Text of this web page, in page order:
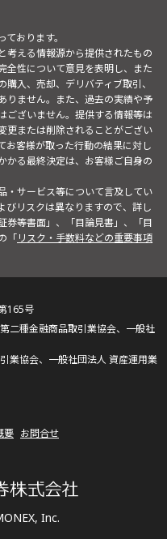
おります。
考える情報源から提供されたもの
全性について意見を表明し、また
入、売却、デリバティブ取引、
りません。また、過去の実績や予
ございません。提供する情報等は
更または削除されることがござい
お客様が取った行動の結果に対し
かる最終決定は、お客様ご自身の
・サービス等について言及してい
びリスクは異なりますので、詳し
券等書面」、「目論見書」、「目
「リスク・手数料などの重要事項
Inc.
165号
二種金融商品取引業協会、一般社
業協会、一般社団法人 資産運用業
要 お問合せ